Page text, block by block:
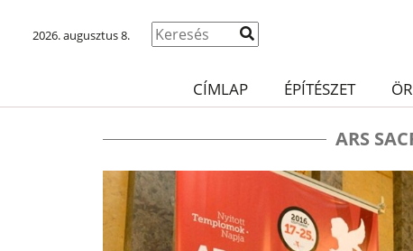
2026. augusztus 8.
CÍMLAP ÉPÍTÉSZET
ARS